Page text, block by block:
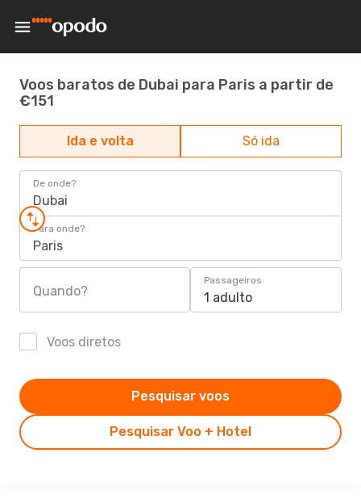
Voos baratos de Dubai para Paris a partir de
€151
Ida e volta Só ida
De onde?
Dubai
Para onde?
Paris
Quando?
Passageiros
1 adulto
Voos diretos
Pesquisar Voo + Hotel
Pesquisar voos